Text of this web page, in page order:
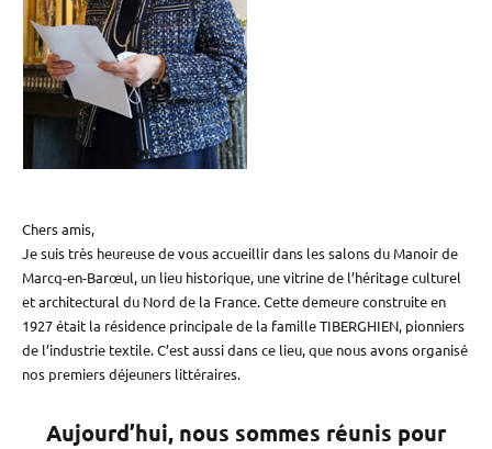
Chers amis,
Je suis très heureuse de vous accueillir dans les salons du Manoir de
Marcq-en-Barœul, un lieu historique, une vitrine de l’héritage culturel
et architectural du Nord de la France. Cette demeure construite en
1927 était la résidence principale de la famille TIBERGHIEN, pionniers
de l’industrie textile. C’est aussi dans ce lieu, que nous avons organisé
nos premiers déjeuners littéraires.
Aujourd’hui, nous sommes réunis pour